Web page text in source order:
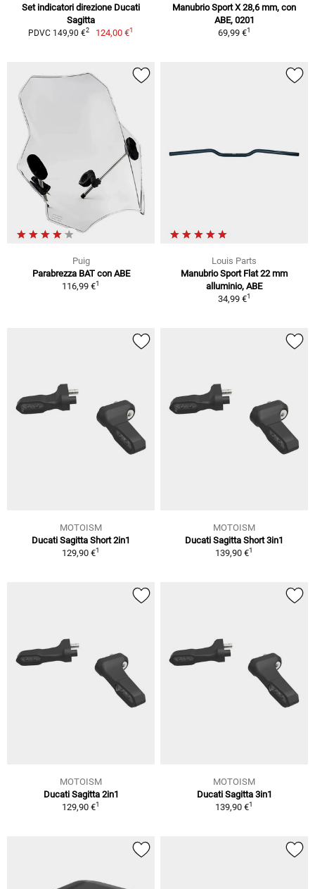
Set indicatori direzione Ducati
Sagitta
PDVC 149,90 €2 124,00 €1
Manubrio Sport X 28,6 mm, con
ABE, 0201
69,99 €1
Puig
Parabrezza BAT con ABE
116,99 €1
Louis Parts
Manubrio Sport Flat 22 mm
alluminio, ABE
34,99 €1
MOTOISM
Ducati Sagitta Short 2in1
129,90 €1
MOTOISM
Ducati Sagitta Short 3in1
139,90 €1
MOTOISM
Ducati Sagitta 2in1
129,90 €1
MOTOISM
Ducati Sagitta 3in1
139,90 €1